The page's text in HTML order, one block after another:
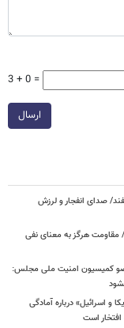
3 + 0 =
ارسال
شورای نگهبان از حمله به بیت رهبری در ۹ اسفند/ صدای انفجار و لرزش
هرگز به معنای نفی
عضو کمیسیون امنیت ملی مجلس:
و اسرائیل» درباره آمادگی
است